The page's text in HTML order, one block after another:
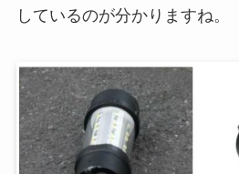
しているのが分かりますね。